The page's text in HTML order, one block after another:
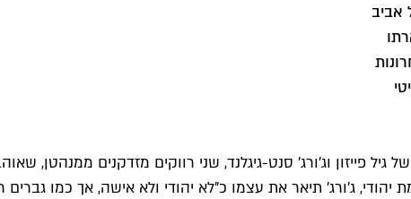
אביב
גיל פייזון וג'ורג' סנט-גיגלנד, שני רווקים מזדקנים